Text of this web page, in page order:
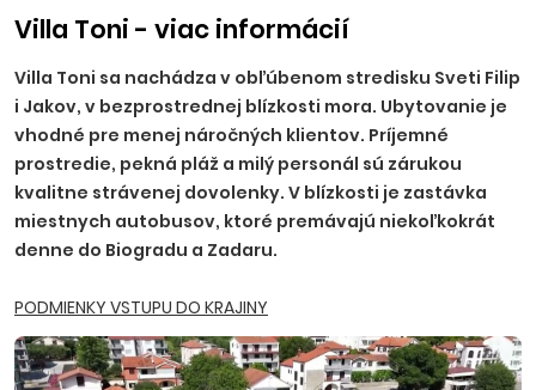
Villa Toni - viac informácií
Villa Toni sa nachádza v obľúbenom stredisku Sveti Filip
i Jakov, v bezprostrednej blízkosti mora. Ubytovanie je
vhodné pre menej náročných klientov. Príjemné
prostredie, pekná pláž a milý personál sú zárukou
kvalitne strávenej dovolenky. V blízkosti je zastávka
miestnych autobusov, ktoré premávajú niekoľkokrát
denne do Biogradu a Zadaru.
PODMIENKY VSTUPU DO KRAJINY